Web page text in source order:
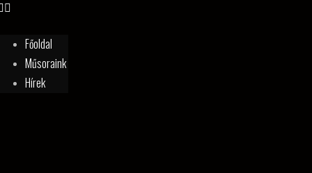
Főoldal
Műsoraink
Hírek